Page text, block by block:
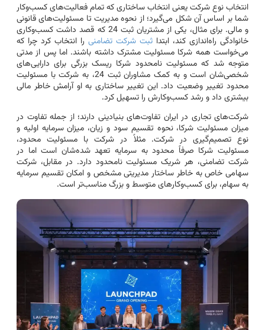
انتخاب نوع شرکت یعنی انتخاب ساختاری که تمام فعالیت‌های کسب‌وکار
شما بر اساس آن شکل می‌گیرد؛ از نحوه مدیریت تا مسئولیت‌های قانونی
و مالی. برای مثال، یکی از مشتریان ثبت 24 که قصد داشت کسب‌وکاری
خانوادگی راه‌اندازی کند، ابتدا ثبت شرکت تضامنی را انتخاب کرد چرا که
می‌خواست همه شرکا مسئولیت مشترک داشته باشند. اما پس از مدتی
متوجه شد که مسئولیت نامحدود شرکا ریسک بزرگی برای دارایی‌های
شخصی‌شان است و به کمک مشاوران ثبت 24، به شرکت با مسئولیت
محدود تغییر وضعیت داد. این تغییر ساختاری به او آرامش خاطر مالی
بیشتری داد و رشد کسب‌وکارش را تسهیل کرد.
شرکت‌های تجاری در ایران تفاوت‌های بنیادینی دارند؛ از جمله تفاوت در
میزان مسئولیت شرکا، نحوه تقسیم سود و زیان، میزان سرمایه اولیه و
نوع تصمیم‌گیری در شرکت. مثلاً در شرکت با مسئولیت محدود،
مسئولیت شرکا صرفاً محدود به سرمایه تعهد شده‌شان است اما در
شرکت تضامنی، هر شریک مسئولیت نامحدود دارد. در مقابل، شرکت
سهامی خاص به خاطر ساختار مدیریتی مشخص و امکان تقسیم سرمایه
به سهام، برای کسب‌وکارهای متوسط و بزرگ مناسب‌تر است.